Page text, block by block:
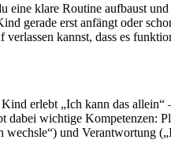
eine klare Routine aufbaust
gerade erst anfängt oder
kannst, dass es
erlebt „Ich kann das
dabei wichtige Kompetenzen:
und Verantwortung